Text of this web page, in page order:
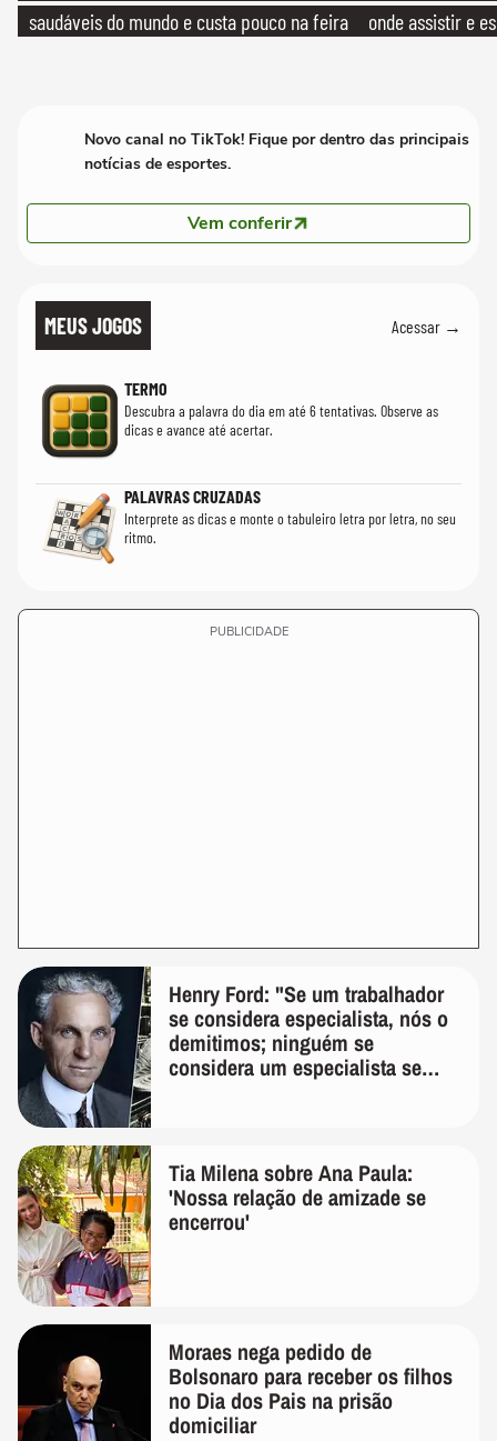
saudáveis do mundo e custa pouco na feira
onde assistir e
Novo canal no TikTok! Fique por dentro das principais
notícias de esportes.
Vem conferir
MEUS JOGOS Acessar →
TERMO
Descubra a palavra do dia em até 6 tentativas. Observe as
dicas e avance até acertar.
PALAVRAS CRUZADAS
Interprete as dicas e monte o tabuleiro letra por letra, no seu
ritmo.
PUBLICIDADE
Henry Ford: "Se um trabalhador
se considera especialista, nós o
demitimos; ninguém se
considera um especialista se
Tia Milena sobre Ana Paula:
'Nossa relação de amizade se
encerrou'
Moraes nega pedido de
Bolsonaro para receber os filhos
no Dia dos Pais na prisão
domiciliar